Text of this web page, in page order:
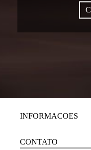
INFORMACOES
CONTATO